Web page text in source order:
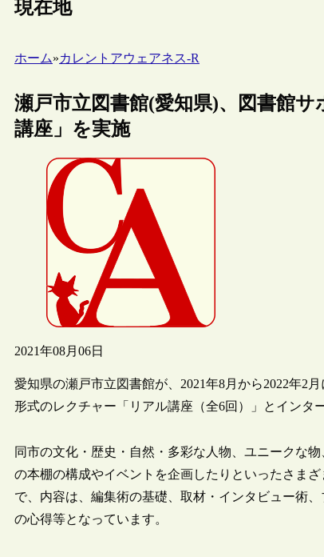
現在地
ホーム»カレントアウェアネス-R
瀬戸市立図書館(愛知県)、図書館
講座」を実施
2021年08月06日
愛知県の瀬戸市立図書館が、2021年8月から2022年2
形式のレクチャー「リアル講座（全6回）」とインタ
同市の文化・歴史・自然・多彩な人物、ユニークな
の本棚の構成やイベントを企画したりといったさま
で、内容は、編集術の基礎、取材・インタビュー術
の心得等となっています。